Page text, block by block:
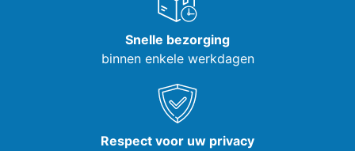
Snelle bezorging
binnen enkele werkdagen
Respect voor uw privacy